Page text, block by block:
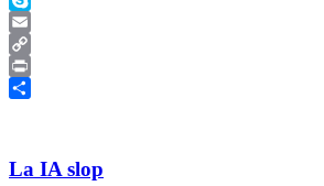
Skype
Email
Copy
Link
Print
La IA slop